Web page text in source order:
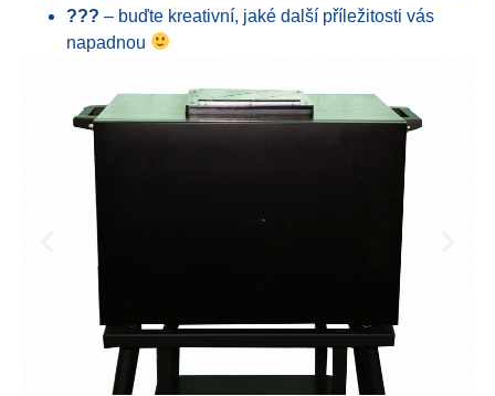
??? – buďte kreativní, jaké další příležitosti vás
napadnou